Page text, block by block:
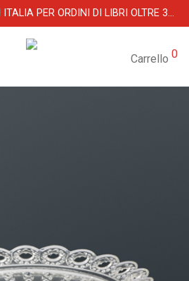
SPEDIZIONI GRATUITE IN ITALIA PER ORDINI DI LIBRI OLTRE 39 €
Carrello 0